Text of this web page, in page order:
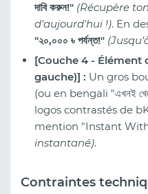
দাবি করুন!" (Récupère
d'aujourd'hui !). En
"২০,০০০ ৳ পর্যন্ত!"
[Couche 4 - Élément
gauche)] : Un gros
(ou en bengali "এখনই
logos contrastés de
mention "Instant
instantané).
Contraintes